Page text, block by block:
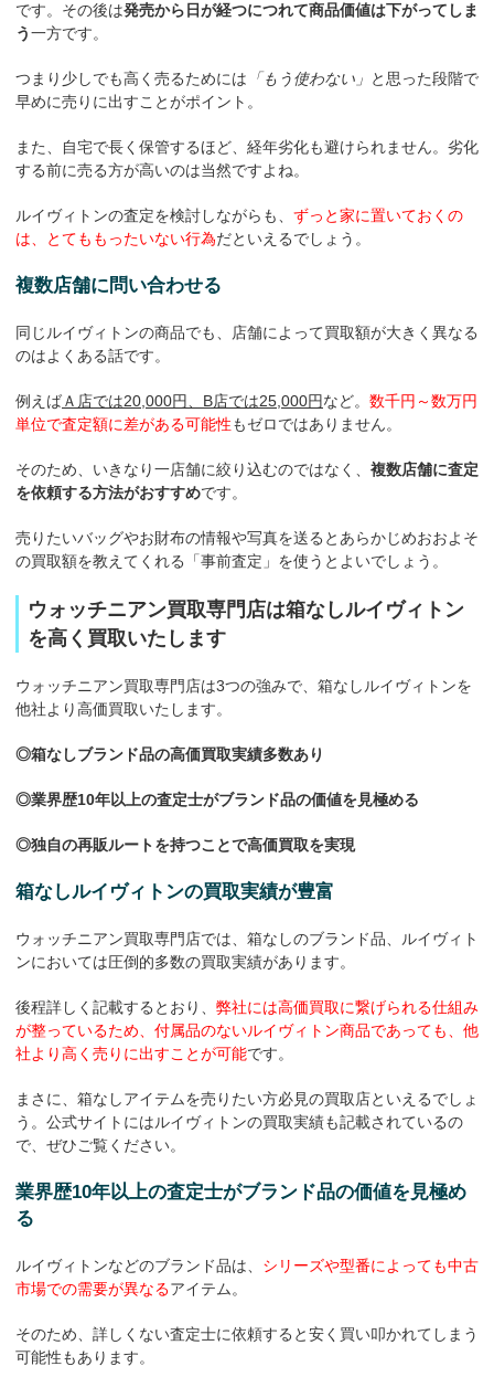
です。その後は発売から日が経つにつれて商品価値は下がってしま
う一方です。
つまり少しでも高く売るためには 「もう使わない」 と思った段階で
早めに売りに出すことがポイント。
また、自宅で長く保管するほど、経年劣化も避けられません。劣化
する前に売る方が高いのは当然ですよね。
ルイヴィトンの査定を検討しながらも、 ずっと家に置いておくの
は、とてももったいない行為だといえるでしょう。
複数店舗に問い合わせる
同じルイヴィトンの商品でも、店舗によって買取額が大きく異なる
のはよくある話です。
例えばＡ店では20,000円、B店では25,000円など。 数千円～数万円
単位で査定額に差がある可能性もゼロではありません。
そのため、いきなり一店舗に絞り込むのではなく、 複数店舗に査定
を依頼する方法がおすすめです。
売りたいバッグやお財布の情報や写真を送るとあらかじめおおよそ
の買取額を教えてくれる「事前査定」を使うとよいでしょう。
ウォッチニアン買取専門店は箱なしルイヴィトン
を高く買取いたします
ウォッチニアン買取専門店は3つの強みで、箱なしルイヴィトンを
他社より高価買取いたします。
◎箱なしブランド品の高価買取実績多数あり
◎業界歴10年以上の査定士がブランド品の価値を見極める
◎独自の再販ルートを持つことで高価買取を実現
箱なしルイヴィトンの買取実績が豊富
ウォッチニアン買取専門店では、箱なしのブランド品、ルイヴィト
ンにおいては圧倒的多数の買取実績があります。
後程詳しく記載するとおり、 弊社には高価買取に繋げられる仕組み
が整っているため、付属品のないルイヴィトン商品であっても、他
社より高く売りに出すことが可能です。
まさに、箱なしアイテムを売りたい方必見の買取店といえるでしょ
う。公式サイトにはルイヴィトンの買取実績も記載されているの
で、ぜひご覧ください。
業界歴10年以上の査定士がブランド品の価値を見極め
る
ルイヴィトンなどのブランド品は、 シリーズや型番によっても中古
市場での需要が異なるアイテム。
そのため、詳しくない査定士に依頼すると安く買い叩かれてしまう
可能性もあります。